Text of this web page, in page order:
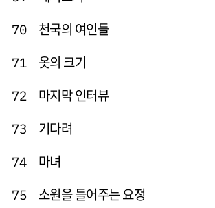
70 천국의 여인들
71 옷의 크기
72 마지막 인터뷰
73 기다려
74 마녀
75 소원을 들어주는 요정